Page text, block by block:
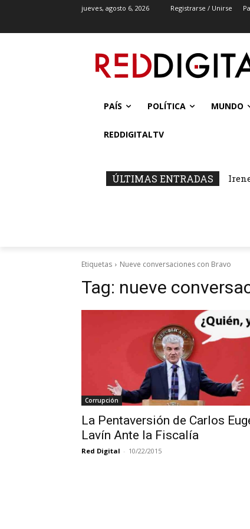
jueves, agosto 6, 2026 Registrarse / Unirse
PAÍS POLÍTICA MUNDO
REDDIGITALTV
ÚLTIMAS ENTRADAS
Etiquetas Nueve conversaciones con Bravo
Tag: nueve
Corrupción
La Pentaversión de Carlos
Lavín Ante la Fiscalía
Red Digital - 10/22/2015